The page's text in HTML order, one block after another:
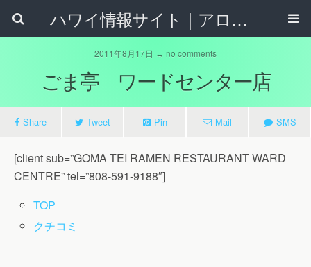
ハワイ情報サイト｜アロハタウンネット
2011年8月17日 ↔ no comments
ごま亭 ワードセンター店
Share Tweet Pin Mail SMS
[client sub=”GOMA TEI RAMEN RESTAURANT WARD
CENTRE” tel=”808-591-9188″]
TOP
クチコミ